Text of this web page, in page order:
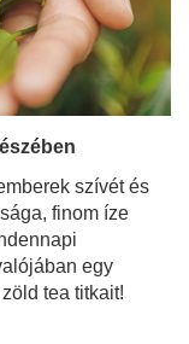
szívét és
finom íze
egy
tea titkait!